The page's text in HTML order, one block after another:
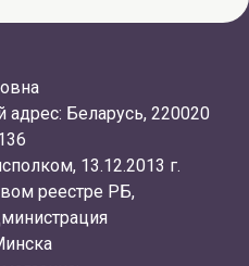
Беларусь, 220020
13.12.2013 г.
реестре РБ,